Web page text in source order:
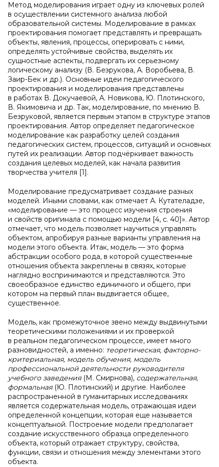
Метод моделирования играет одну из ключевых ролей
в осуществлении системного анализа любой
образовательной системы. Моделирование в рамках
проектирования помогает представлять и превращать
объекты, явления, процессы, оперировать с ними,
определять устойчивые свойства, выделять их
сущностные аспекты, подвергать их серьезному
логическому анализу (В. Безрукова, А. Воробьева, В.
Заир-Бек и др.). Основные идеи педагогического
проектирования и моделирования представлены
в работах В. Докучаевой, А. Новикова, Ю. Плотинского,
В. Якимовича и др. Так, моделирование, по мнению В.
Безруковой, является первым этапом в структуре этапов
проектирования. Автор определяет педагогическое
моделирование как разработку целей создания
педагогических систем, процессов, ситуаций и основных
путей их реализации. Автор подчёркивает важность
создания целевых моделей, как начала развития
творчества учителя [1].
Моделирование предусматривает создание разных
моделей. Иными словами, как отмечает А. Кутателадзе,
«моделирование — это процесс изучения строения
и свойств оригинала с помощью модели [4, с. 40]». Автор
отмечает, что модель позволяет научиться управлять
объектом, апробируя разные варианты управления на
модели этого объекта. Итак, модель — это форма
абстракции особого рода, в которой существенные
отношения объекта закреплены в связях, которые
наглядно воспринимаются и представляются. Это
своеобразное единство единичного и общего, при
котором на первый план выдвигается общее,
существенное.
Модель, как промежуточное звено между выдвинутыми
теоретическими положениями и их проверкой
в реальном педагогическом процессе, имеет много
разновидностей, а именно: теоретическая, факторно-
критериальная, модель обучения, модель
профессиональной деятельности руководителя
учебного заведения(М. Смирнова), содержательная,
формальная(Ю. Плотинский) и другие. Наиболее
распространенной в гуманитарных исследованиях
является содержательная модель, отражающая идеи
определенной концепции, которая еще называется
концептуальной. Построение модели предполагает
создание искусственного образца определенного
объекта, который отражает структуру, свойства,
функции, связи и отношения между элементами этого
объекта.